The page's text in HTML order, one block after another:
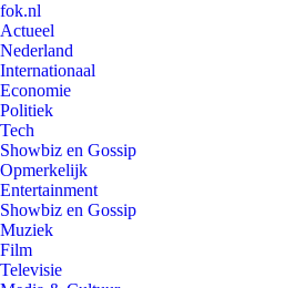
fok.nl
Actueel
Nederland
Internationaal
Economie
Politiek
Tech
Showbiz en Gossip
Opmerkelijk
Entertainment
Showbiz en Gossip
Muziek
Film
Televisie